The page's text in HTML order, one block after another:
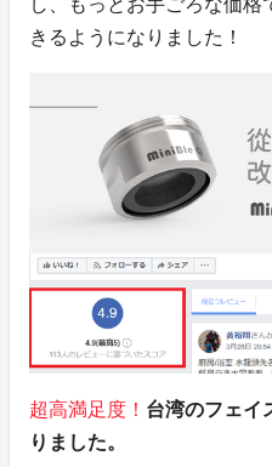
きるようになりました！
超高満足度！ 台湾のフェイ
りました。